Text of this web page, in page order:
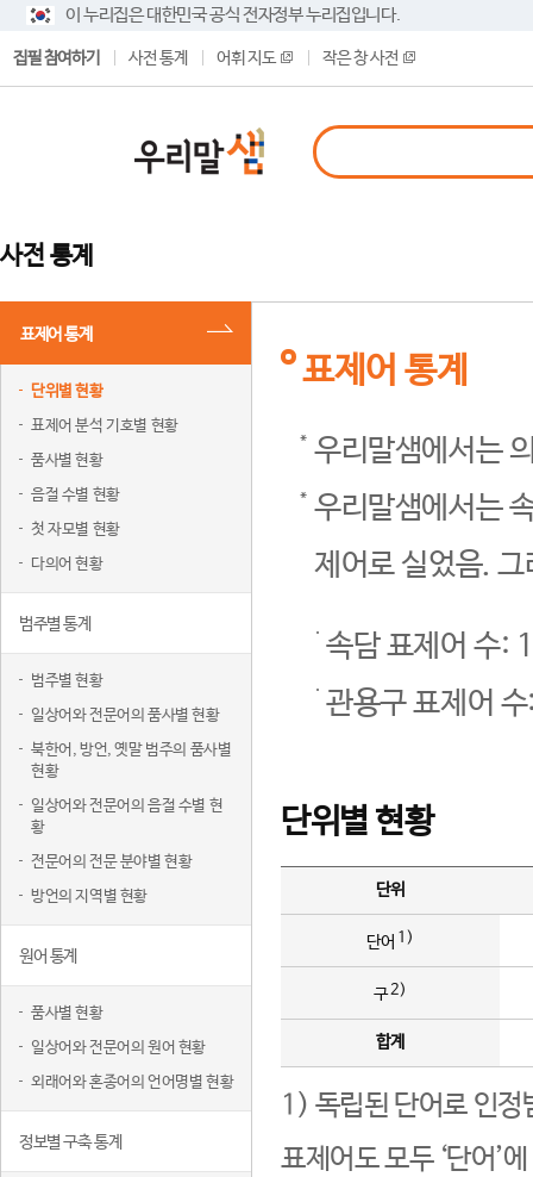
이 누리집은 대한민국 공식 전자정부 누리집입니다.
집필 참여하기 사전 통계 어휘 지도 작은 창 사전
사전 통계
표제어 통계
단위별 현황
표제어 분석 기호별 현황
품사별 현황
음절 수별 현황
첫 자모별 현황
다의어 현황
범주별 통계
범주별 현황
일상어와 전문어의 품사별 현황
북한어, 방언, 옛말 범주의 품사별
현황
일상어와 전문어의 음절 수별 현
황
전문어의 전문 분야별 현황
방언의 지역별 현황
원어 통계
품사별 현황
일상어와 전문어의 원어 현황
외래어와 혼종어의 언어명별 현황
정보별 구축 통계
표제어 통계
우리말샘에서는
우리말샘에서는
제어로 실었음.
속담 표제어 수:
관용구 표제어
단위별 현황
단위
단어 1)
구2)
합계
1) 독립된 단어로 인정
표제어도 모두 ‘단어’